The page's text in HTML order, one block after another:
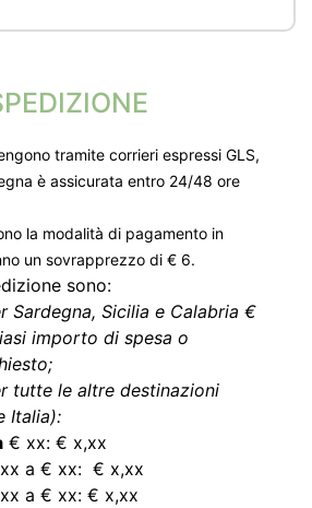
tramite corrieri espressi GLS,
è assicurata entro 24/48 ore
la modalità di pagamento in
un sovrapprezzo di € 6.
sono:
Sardegna, Sicilia e Calabria €
importo di spesa o
tutte le altre destinazioni
Italia):
€ xx: € x,xx
a € xx: € x,xx
a € xx: € x,xx